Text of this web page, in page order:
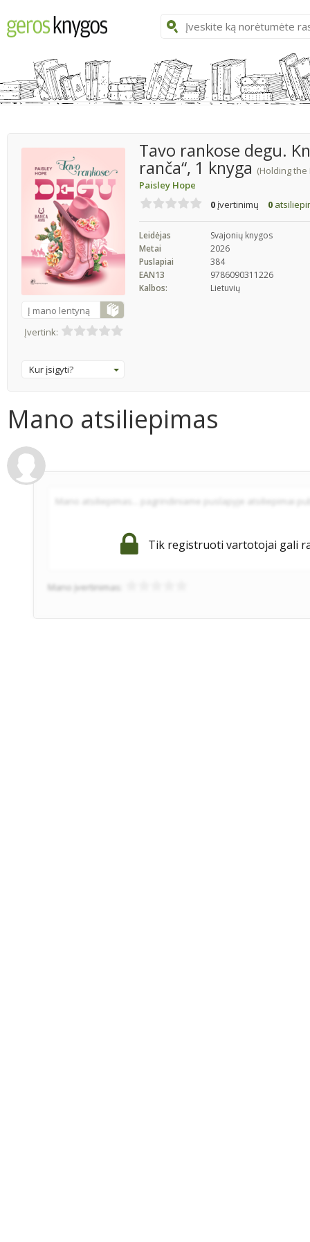
Į mano lentyną
Įvertink:
Kur įsigyti?
Tavo rankose degu.
ranča“, 1 knyga (Holding the
Paisley Hope
0 įvertinimų 0
Leidėjas
Svajonių knygos
Metai
2026
Puslapiai
384
EAN13
9786090311226
Kalbos:
Lietuvių
Mano atsiliepimas
Tik registruoti vartotojai gali
Mano įvertinimas: